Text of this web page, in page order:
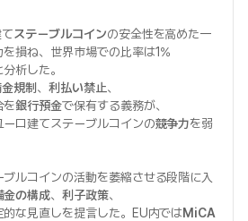
ステーブルコインの安全性を高めた一
損ね、世界市場での比率は1%
析した。
規制 、利払い禁止、
を銀行預金で保有する義務が、
ロ建てステーブルコインの競争力を弱
ルコインの活動を萎縮させる段階に入
金の構成、利子政策、
的な見直しを提言した。EU内ではMiCA